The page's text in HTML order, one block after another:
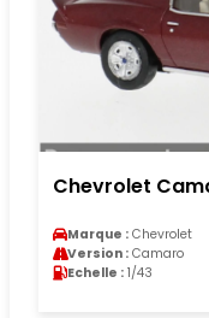
Chevrolet
Marque : Chevrolet
Version : Camaro
Echelle : 1/43